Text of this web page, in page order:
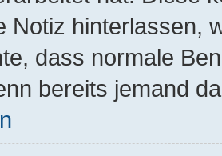
Notiz hinterlassen,
dass normale
bereits jemand